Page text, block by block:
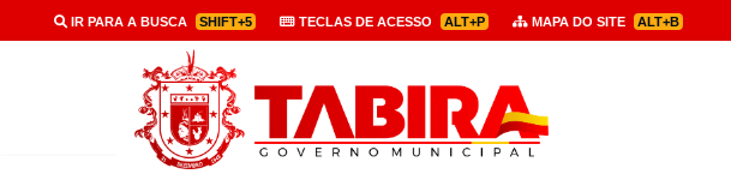
IR PARA A BUSCA SHIFT+5 TECLAS DE ACESSO ALT+P MAPA DO SITE ALT+B